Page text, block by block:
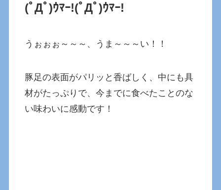
(ﾟДﾟ)ｳﾏｰ!(ﾟДﾟ)ｳﾏｰ!
うぉぉぉ～～～、うま～～～い！！
豚足の表面がパリッと香ばしく、中にも具
材がたっぷりで、今までに食べたことのな
い味わいに感動です！